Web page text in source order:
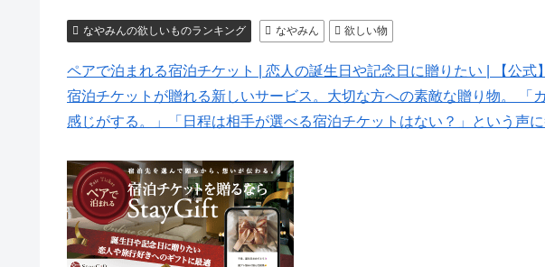
なやみんの欲しいものランキング なやみん 欲しい物
ペアで泊まれる宿泊チケット | 恋人の誕生日や記念日に贈りたい | 【公式
宿泊チケットが贈れる新しいサービス。大切な方への素敵な贈り物。 「
感じがする。」「日程は相手が選べる宿泊チケットはない？」という声